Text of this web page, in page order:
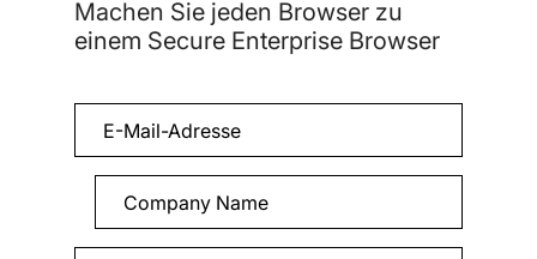
Machen Sie jeden Browser zu
einem Secure Enterprise Browser